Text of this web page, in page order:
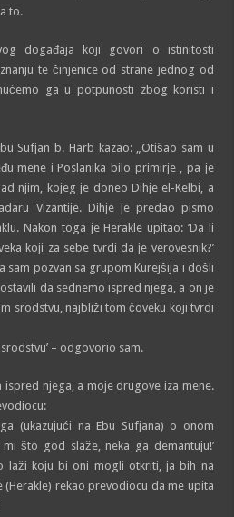
to.
događaja koji govori o istinitosti
te činjenice od strane jednog od
ga u potpunosti zbog koristi i
Sufjan b. Harb kazao: „Otišao sam u
mene i Poslanika bilo primirje , pa je
njim, kojeg je doneo Dihje el-Kelbi, a
Vizantije. Dihje je predao pismo
Nakon toga je Herakle upitao: ‘Da li
koji za sebe tvrdi da je verovesnik?’
sam pozvan sa grupom Kurejšija i došli
da sednemo ispred njega, a on je
srodstvu, najbliži tom čoveku koji tvrdi
– odgovorio sam.
ispred njega, a moje drugove iza mene.
(ukazujući na Ebu Sufjana) o onom
što god slaže, neka ga demantuju!’
laži koju bi oni mogli otkriti, ja bih na
rekao prevodiocu da me upita